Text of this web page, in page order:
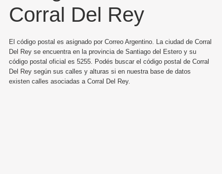
Corral Del Rey
El código postal es asignado por Correo Argentino. La ciudad de Corral
Del Rey se encuentra en la provincia de Santiago del Estero y su
código postal oficial es 5255. Podés buscar el código postal de Corral
Del Rey según sus calles y alturas si en nuestra base de datos
existen calles asociadas a Corral Del Rey.